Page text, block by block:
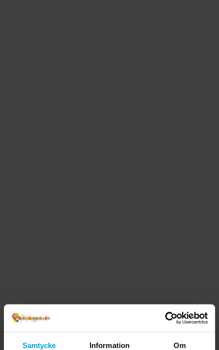
Samtycke Information Om